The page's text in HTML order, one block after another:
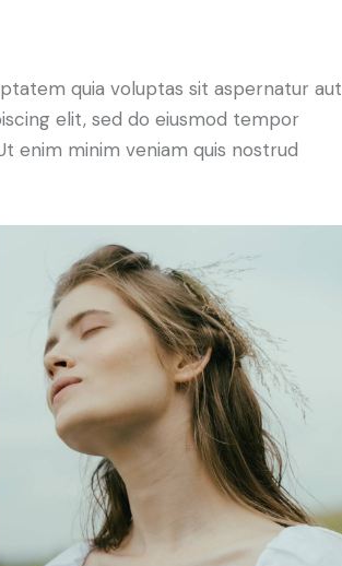
quia voluptas sit aspernatur aut
elit, sed do eiusmod tempor
enim minim veniam quis nostrud